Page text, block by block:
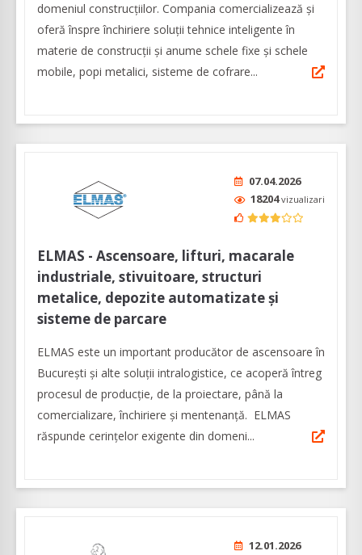
domeniul construcțiilor. Compania comercializează și
oferă înspre închiriere soluții tehnice inteligente în
materie de construcții și anume schele fixe și schele
mobile, popi metalici, sisteme de cofrare...
07.04.2026
18204vizualizari
ELMAS - Ascensoare, lifturi, macarale
industriale, stivuitoare, structuri
metalice, depozite automatizate și
sisteme de parcare
ELMAS este un important producător de ascensoare în
București și alte soluții intralogistice, ce acoperă întreg
procesul de producție, de la proiectare, până la
comercializare, închiriere și mentenanță. ELMAS
răspunde cerințelor exigente din domeni...
12.01.2026